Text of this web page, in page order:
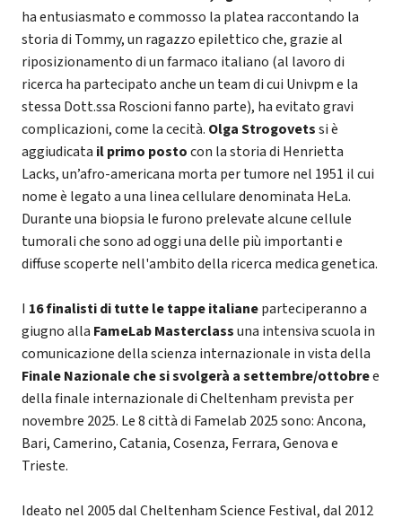
ha entusiasmato e commosso la platea raccontando la
storia di Tommy, un ragazzo epilettico che, grazie al
riposizionamento di un farmaco italiano (al lavoro di
ricerca ha partecipato anche un team di cui Univpm e la
stessa Dott.ssa Roscioni fanno parte), ha evitato gravi
complicazioni, come la cecità. Olga Strogovetssi è
aggiudicata il primo postocon la storia di Henrietta
Lacks, un’afro-americana morta per tumore nel 1951 il cui
nome è legato a una linea cellulare denominata HeLa.
Durante una biopsia le furono prelevate alcune cellule
tumorali che sono ad oggi una delle più importanti e
diffuse scoperte nell'ambito della ricerca medica genetica.
I 16 finalisti di tutte le tappe italianeparteciperanno a
giugno alla FameLab Masterclassuna intensiva scuola in
comunicazione della scienza internazionale in vista della
Finale Nazionale che si svolgerà a settembre/ottobree
della finale internazionale di Cheltenham prevista per
novembre 2025. Le 8 città di Famelab 2025 sono: Ancona,
Bari, Camerino, Catania, Cosenza, Ferrara, Genova e
Trieste.
Ideato nel 2005 dal Cheltenham Science Festival, dal 2012